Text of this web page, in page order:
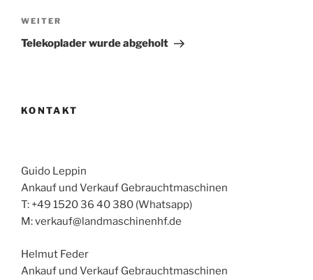
Nächster
Beitrag
WEITER
Telekoplader wurde abgeholt
KONTAKT
Guido Leppin
Ankauf und Verkauf Gebrauchtmaschinen
T: +49 1520 36 40 380 (Whatsapp)
M: verkauf@landmaschinenhf.de
Helmut Feder
Ankauf und Verkauf Gebrauchtmaschinen